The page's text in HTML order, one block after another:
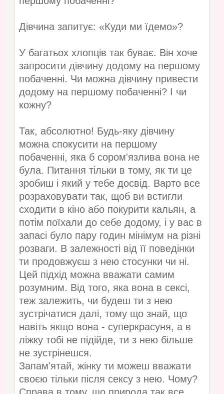
Дівчина запитує: «Куди ми їдемо»?
У багатьох хлопців так буває. Він хоче
запросити дівчину додому на першому
побаченні. Чи можна дівчину привести
додому на першому побаченні? І чи
кожну?
Так, абсолютно! Будь-яку дівчину
можна спокусити на першому
побаченні, яка б сором'язлива вона не
була. Питання тільки в тому, як ти це
зробиш і який у тебе досвід. Варто все
розраховувати так, щоб ви встигли
сходити в кіно або покурити кальян, а
потім поїхали до себе додому, і у вас в
запасі було пару годин мінімум на різні
розваги. В залежності від її поведінки
ти продовжуєш з нею стосунки чи ні.
Цей підхід можна вважати самим
розумним. Від того, яка вона в сексі,
теж залежить, чи будеш ти з нею
зустрічатися далі, тому що знай, що
навіть якщо вона - суперкрасуня, а в
ліжку тобі не підійде, ти з нею більше
не зустрінешся.
Запам'ятай, жінку ти можеш вважати
своєю тільки після сексу з нею. Чому?